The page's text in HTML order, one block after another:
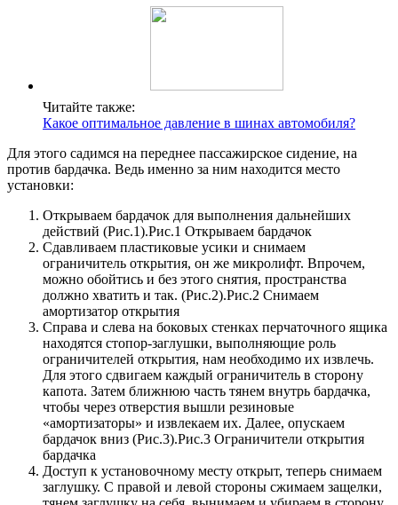
Читайте также:
Какое оптимальное давление в шинах автомобиля?
Для этого садимся на переднее пассажирское сидение, на
против бардачка. Ведь именно за ним находится место
установки:
Открываем бардачок для выполнения дальнейших
действий (Рис.1).Рис.1 Открываем бардачок
Сдавливаем пластиковые усики и снимаем
ограничитель открытия, он же микролифт. Впрочем,
можно обойтись и без этого снятия, пространства
должно хватить и так. (Рис.2).Рис.2 Снимаем
амортизатор открытия
Справа и слева на боковых стенках перчаточного ящика
находятся стопор-заглушки, выполняющие роль
ограничителей открытия, нам необходимо их извлечь.
Для этого сдвигаем каждый ограничитель в сторону
капота. Затем ближнюю часть тянем внутрь бардачка,
чтобы через отверстия вышли резиновые
«амортизаторы» и извлекаем их. Далее, опускаем
бардачок вниз (Рис.3).Рис.3 Ограничители открытия
бардачка
Доступ к установочному месту открыт, теперь снимаем
заглушку. С правой и левой стороны сжимаем защелки,